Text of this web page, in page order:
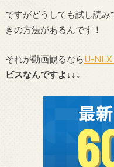
ですがどうしても試し読
きの方法があるんです！
それが動画観るならU-
ビスなんですよ↓↓↓